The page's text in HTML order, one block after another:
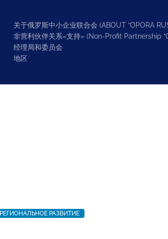
关于俄罗斯中小企业联合会 (ABOUT “OPORA
非营利伙伴关系«支持» (Non-Profit Partnership
经理局和委员会
地区
РЕГИОНАЛЬНОЕ РАЗВИТИЕ